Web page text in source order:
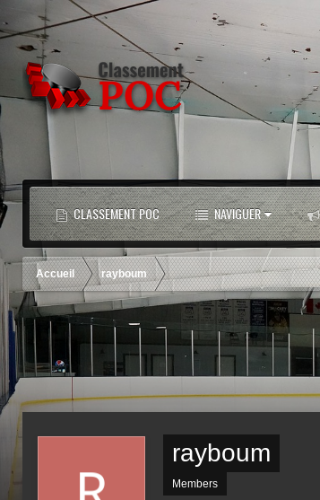
CLASSEMENT POC NAVIGUER
Accueil rayboum
rayboum
Members